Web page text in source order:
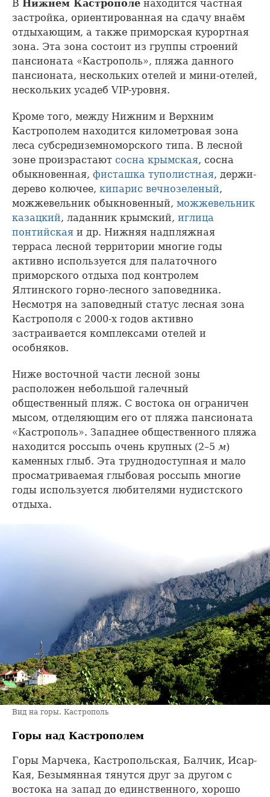
В Нижнем Кастрополе находится частная
застройка, ориентированная на сдачу внаём
отдыхающим, а также приморская курортная
зона. Эта зона состоит из группы строений
пансионата «Кастрополь», пляжа данного
пансионата, нескольких отелей и мини-отелей,
нескольких усадеб VIP-уровня.
Кроме того, между Нижним и Верхним
Кастрополем находится километровая зона
леса субсредиземноморского типа. В лесной
зоне произрастают сосна крымская, сосна
обыкновенная, фисташка туполистная, держи-
дерево колючее, кипарис вечнозеленый,
можжевельник обыкновенный, можжевельник
казацкий, ладанник крымский, иглица
понтийская и др. Нижняя надпляжная
терраса лесной территории многие годы
активно используется для палаточного
приморского отдыха под контролем
Ялтинского горно-лесного заповедника.
Несмотря на заповедный статус лесная зона
Кастрополя с 2000-х годов активно
застраивается комплексами отелей и
особняков.
Ниже восточной части лесной зоны
расположен небольшой галечный
общественный пляж. C востока он ограничен
мысом, отделяющим его от пляжа пансионата
«Кастрополь». Западнее общественного пляжа
находится россыпь очень крупных (2–5 м)
каменных глыб. Эта труднодоступная и мало
просматриваемая глыбовая россыпь многие
годы используется любителями нудистского
отдыха.
Вид на горы. Кастрополь
Горы над Кастрополем
Горы Марчека, Кастропольская, Балчик, Исар-
Кая, Безымянная тянутся друг за другом с
востока на запад до единственного, хорошо